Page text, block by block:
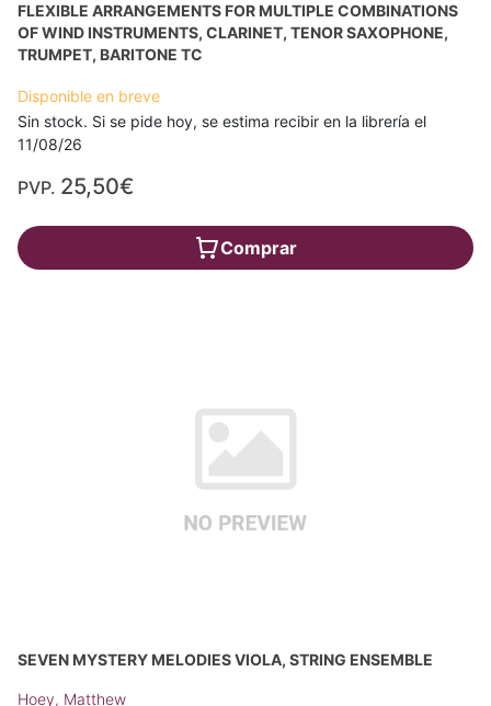
FLEXIBLE ARRANGEMENTS FOR MULTIPLE COMBINATIONS
OF WIND INSTRUMENTS, CLARINET, TENOR SAXOPHONE,
TRUMPET, BARITONE TC
Disponible en breve
Sin stock. Si se pide hoy, se estima recibir en la librería el
11/08/26
PVP. 25,50€
Comprar
SEVEN MYSTERY MELODIES VIOLA, STRING ENSEMBLE
Hoey, Matthew